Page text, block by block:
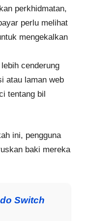
perkhidmatan,
perlu melihat
mengekalkan
cenderung
atau laman web
tentang bil
ini, pengguna
baki mereka
Switch